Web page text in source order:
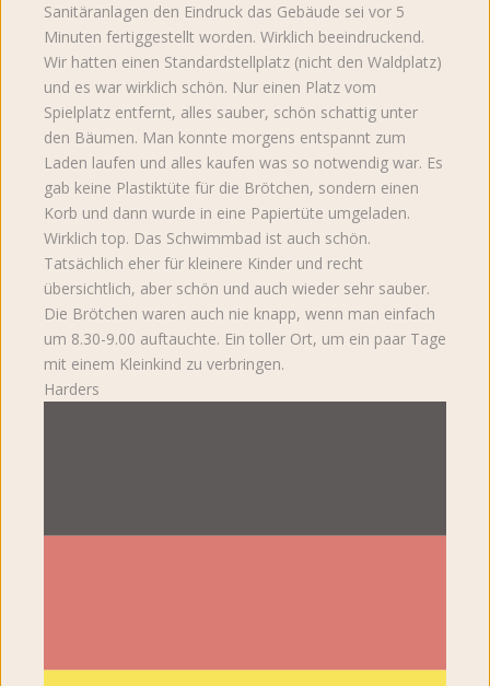
Sanitäranlagen den Eindruck das Gebäude sei vor 5
Minuten fertiggestellt worden. Wirklich beeindruckend.
Wir hatten einen Standardstellplatz (nicht den Waldplatz)
und es war wirklich schön. Nur einen Platz vom
Spielplatz entfernt, alles sauber, schön schattig unter
den Bäumen. Man konnte morgens entspannt zum
Laden laufen und alles kaufen was so notwendig war. Es
gab keine Plastiktüte für die Brötchen, sondern einen
Korb und dann wurde in eine Papiertüte umgeladen.
Wirklich top. Das Schwimmbad ist auch schön.
Tatsächlich eher für kleinere Kinder und recht
übersichtlich, aber schön und auch wieder sehr sauber.
Die Brötchen waren auch nie knapp, wenn man einfach
um 8.30-9.00 auftauchte. Ein toller Ort, um ein paar Tage
mit einem Kleinkind zu verbringen.
Harders